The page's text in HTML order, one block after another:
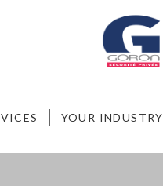
YOUR INDUSTRY